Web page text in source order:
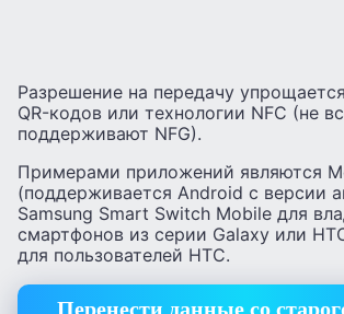
Разрешение на передачу
QR-кодов или технологии NFC (не
поддерживают NFG).
Примерами приложений являются
(поддерживается Android с версии
Samsung Smart Switch Mobile для
смартфонов из серии Galaxy или
для пользователей HTC.
Перенести данные со